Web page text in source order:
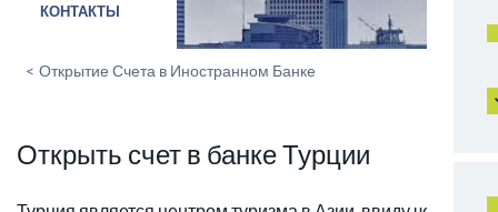
КОНТАКТЫ
< Открытие Счета в Иностранном Банке
Открыть счет в банке Турции